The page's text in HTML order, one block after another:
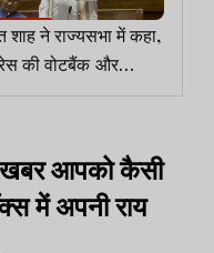
राज्यसभा में कहा,
की वोटबैंक और
की राजनीति के
आपको कैसी
में अपनी राय